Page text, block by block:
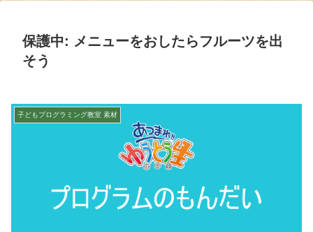
保護中: メニューをおしたらフルーツを出
そう
子どもプログラミング教室 素材